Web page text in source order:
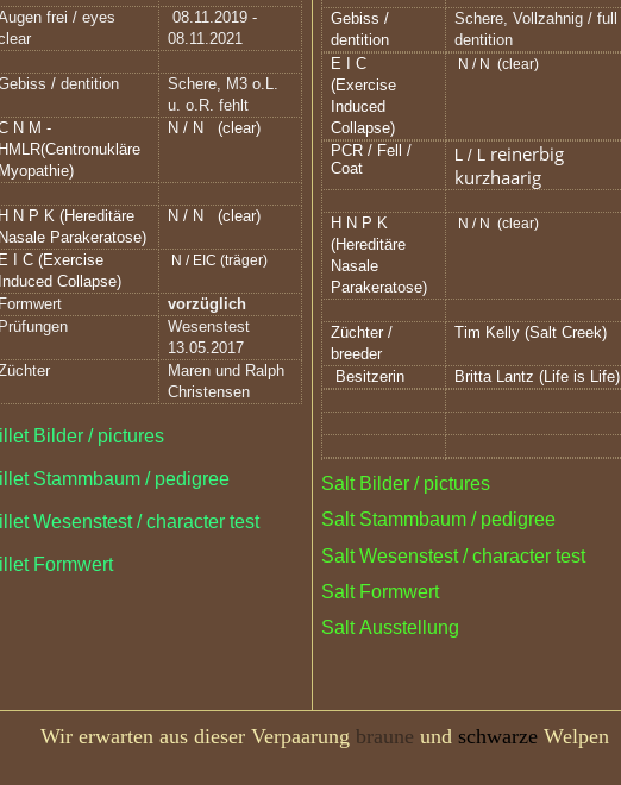
frei / eyes
08.11.2019 -
08.11.2021
/ dentition
Schere, M3 o.L.
u. o.R. fehlt
N M -
HMLR(Centronukläre
Myopathie)
N / N (clear)
H N P K (Hereditäre
Nasale Parakeratose)
N / N (clear)
E I C (Exercise
Induced Collapse)
N / EIC (träger)
Formwert
vorzüglich
Prüfungen
Wesenstest
13.05.2017
Maren und Ralph
Christensen
Bilder / pictures
Stammbaum / pedigree
Wesenstest / character test
Formwert
Gebiss /
dentition
Schere, Vollzahnig / full
dentition
E I C
(Exercise
Induced
Collapse)
N / N (clear)
PCR / Fell /
Coat
L / L reinerbig
kurzhaarig
H N P K
(Hereditäre
Nasale
Parakeratose)
N / N (clear)
Züchter /
breeder
Tim Kelly (Salt Creek)
Besitzerin Britta Lantz (Life is Life)
Salt Bilder / pictures
Salt Stammbaum / pedigree
Salt Wesenstest / character test
Salt Formwert
Salt Ausstellung
Wir erwarten aus dieser Verpaarung braune und schwarzeWelpen